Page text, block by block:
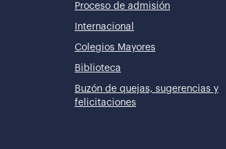
Proceso de admisión
Internacional
Colegios Mayores
Biblioteca
Buzón de quejas, sugerencias y
felicitaciones